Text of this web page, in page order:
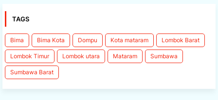
TAGS
Bima Bima Kota Dompu Kota mataram Lombok Barat
Lombok Timur Lombok utara Mataram Sumbawa
Sumbawa Barat